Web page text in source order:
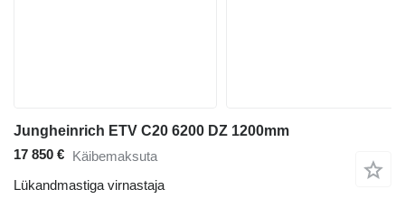
Jungheinrich ETV C20 6200 DZ 1200mm
17 850 € Käibemaksuta
Lükandmastiga virnastaja